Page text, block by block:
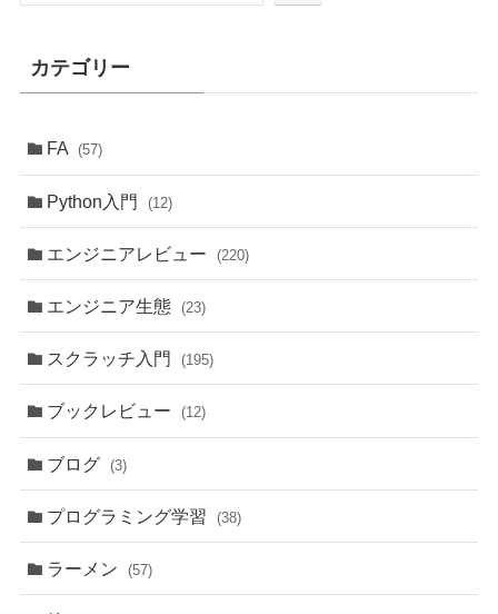
カテゴリー
FA (57)
Python入門 (12)
エンジニアレビュー (220)
エンジニア生態 (23)
スクラッチ入門 (195)
ブックレビュー (12)
ブログ (3)
プログラミング学習 (38)
ラーメン (57)